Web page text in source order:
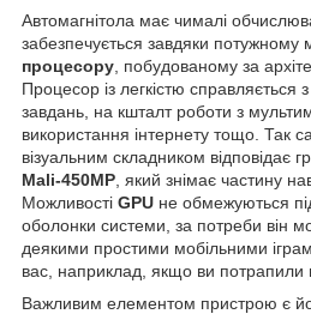
Автомагнітола має чималі
забезпечується завдяки потужному
процесору , побудованому за
Процесор із легкістю справляється
завдань, на кшталт роботи з
використання інтернету тощо. Так
візуальним складником відповідає
Mali-450MP , який знімає частину
Можливості GPU не обмежуються
оболонки системи, за потреби він
деякими простими мобільними
вас, наприклад, якщо ви потрапили
Важливим елементом пристрою є